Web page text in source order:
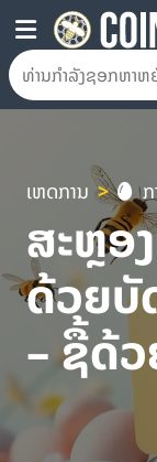
ເຫດການ ກ
ສະຫຼອ
ດ້ວຍບັ
– ຊື້ດ້